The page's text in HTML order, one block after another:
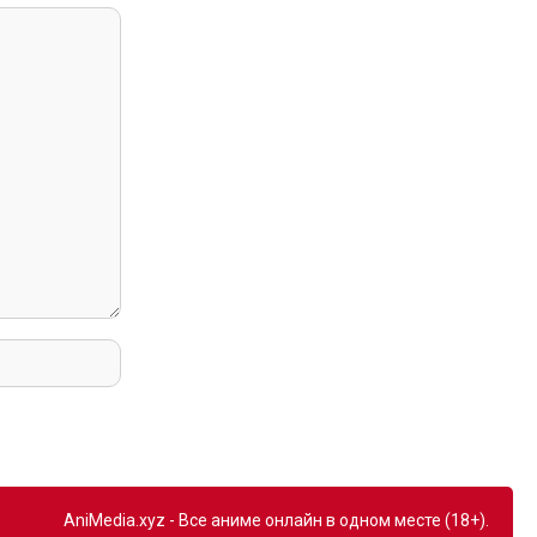
AniMedia.xyz - Все аниме онлайн в одном месте (18+).